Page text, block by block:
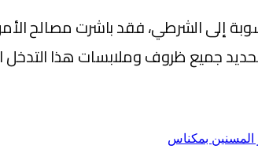
إلى الشرطي، فقد باشرت مصالح
جميع ظروف وملابسات هذا التدخل
المسنين بمكناس